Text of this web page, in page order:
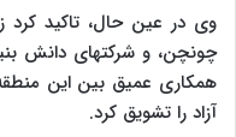
وی در عین حال، تاکید
چونچن، و شرکتهای دانش
همکاری عمیق بین این
آزاد را تشویق کرد.